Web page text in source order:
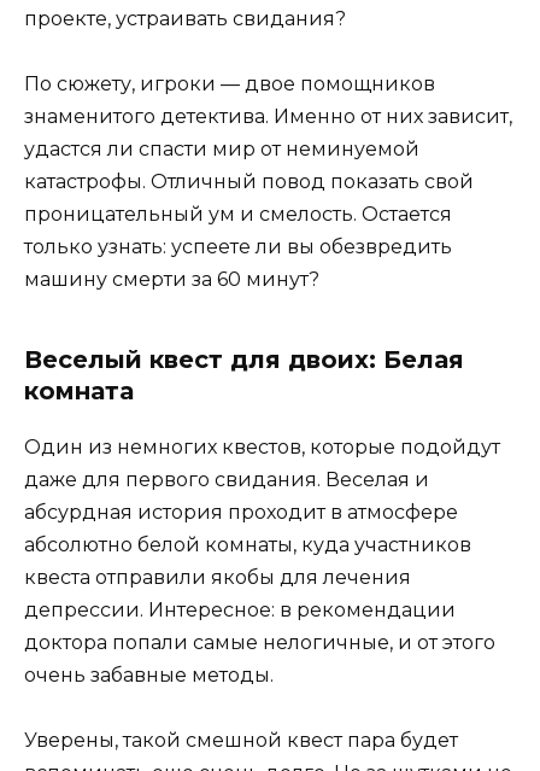
проекте, устраивать свидания?
По сюжету, игроки — двое помощников
знаменитого детектива. Именно от них зависит,
удастся ли спасти мир от неминуемой
катастрофы. Отличный повод показать свой
проницательный ум и смелость. Остается
только узнать: успеете ли вы обезвредить
машину смерти за 60 минут?
Веселый квест для двоих: Белая
комната
Один из немногих квестов, которые подойдут
даже для первого свидания. Веселая и
абсурдная история проходит в атмосфере
абсолютно белой комнаты, куда участников
квеста отправили якобы для лечения
депрессии. Интересное: в рекомендации
доктора попали самые нелогичные, и от этого
очень забавные методы.
Уверены, такой смешной квест пара будет